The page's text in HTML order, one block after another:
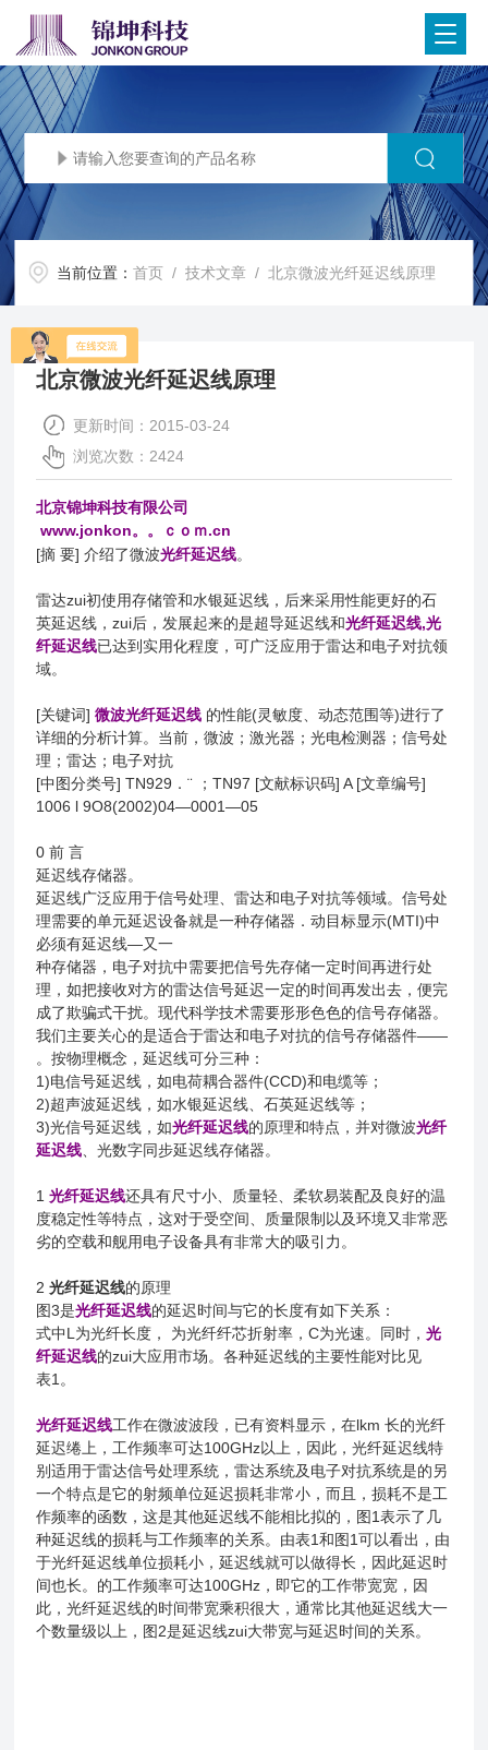
当前位置：首页 /技术文章 / 北京微波光纤延迟线原理
北京微波光纤延迟线原理
更新时间：2015-03-24
浏览次数：2424
北京锦坤科技有限公司
www.jonkon。。ｃｏｍ.cn
[摘 要] 介绍了微波光纤延迟线。
雷达zui初使用存储管和水银延迟线，后来采用性能更好的石
英延迟线，zui后，发展起来的是超导延迟线和光纤延迟线,光
纤延迟线已达到实用化程度，可广泛应用于雷达和电子对抗领
域。
[关键词] 微波光纤延迟线 的性能(灵敏度、动态范围等)进行了
详细的分析计算。当前，微波；激光器；光电检测器；信号处
理；雷达；电子对抗
[中图分类号] TN929．¨ ；TN97 [文献标识码] A [文章编号]
1006 l 9O8(2002)04—0001—05
0 前 言
延迟线存储器。
延迟线广泛应用于信号处理、雷达和电子对抗等领域。信号处
理需要的单元延迟设备就是一种存储器．动目标显示(MTI)中
必须有延迟线—又一
种存储器，电子对抗中需要把信号先存储一定时间再进行处
理，如把接收对方的雷达信号延迟一定的时间再发出去，便完
成了欺骗式干扰。现代科学技术需要形形色色的信号存储器。
我们主要关心的是适合于雷达和电子对抗的信号存储器件——
。按物理概念，延迟线可分三种：
1)电信号延迟线，如电荷耦合器件(CCD)和电缆等；
2)超声波延迟线，如水银延迟线、石英延迟线等；
3)光信号延迟线，如光纤延迟线的原理和特点，并对微波光纤
延迟线 、光数字同步延迟线存储器。
1 光纤延迟线还具有尺寸小、质量轻、柔软易装配及良好的温
度稳定性等特点，这对于受空间、质量限制以及环境又非常恶
劣的空载和舰用电子设备具有非常大的吸引力。
2光纤延迟线的原理
图3是光纤延迟线的延迟时间与它的长度有如下关系：
式中L为光纤长度， 为光纤纤芯折射率，C为光速。同时，光
纤延迟线的zui大应用市场。各种延迟线的主要性能对比见
表1。
光纤延迟线工作在微波波段，已有资料显示，在lkm 长的光纤
延迟绻上，工作频率可达100GHz以上，因此，光纤延迟线特
别适用于雷达信号处理系统，雷达系统及电子对抗系统是的另
一个特点是它的射频单位延迟损耗非常小，而且，损耗不是工
作频率的函数，这是其他延迟线不能相比拟的，图1表示了几
种延迟线的损耗与工作频率的关系。由表1和图1可以看出，由
于光纤延迟线单位损耗小，延迟线就可以做得长，因此延迟时
间也长。的工作频率可达100GHz，即它的工作带宽宽，因
此，光纤延迟线的时间带宽乘积很大，通常比其他延迟线大一
个数量级以上，图2是延迟线zui大带宽与延迟时间的关系。